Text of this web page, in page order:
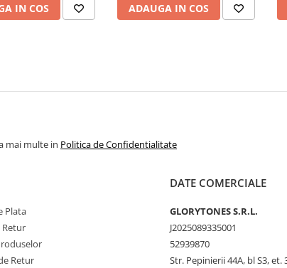
IN COS ADAUGA IN COS
mai multe in Politica de Confidentialitate
Plata
Retur
Retur
DATE COMERCIALE
GLORYTONES S.R.L.
J2025089335001
52939870
Str. Pepinierii 44A, bl S3, et.